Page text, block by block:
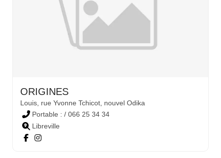
ORIGINES
Louis, rue Yvonne Tchicot, nouvel Odika
Portable : / 066 25 34 34
Libreville